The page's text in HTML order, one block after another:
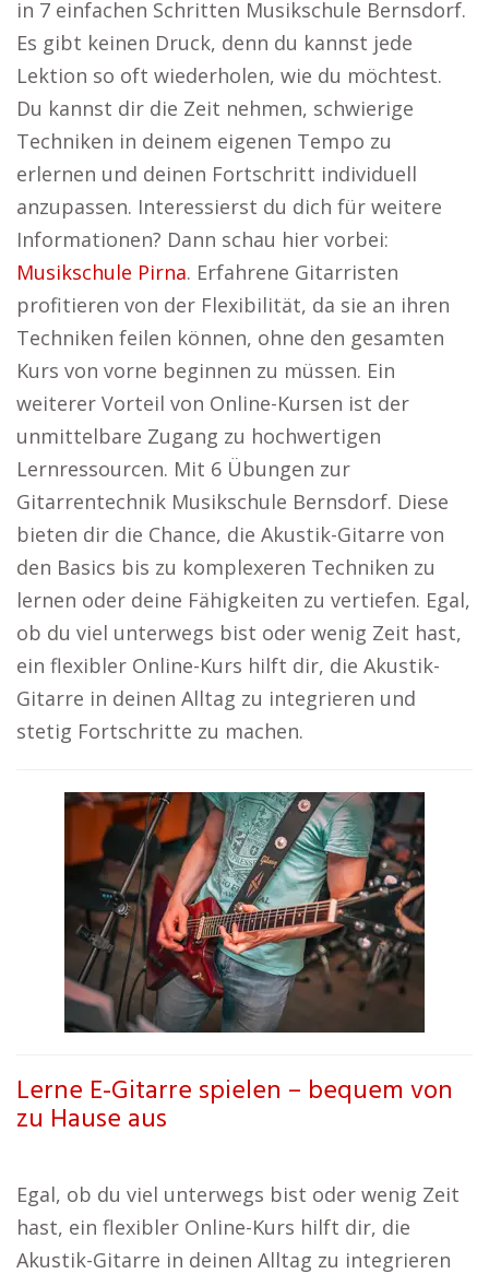
in 7 einfachen Schritten Musikschule Bernsdorf.
Es gibt keinen Druck, denn du kannst jede
Lektion so oft wiederholen, wie du möchtest.
Du kannst dir die Zeit nehmen, schwierige
Techniken in deinem eigenen Tempo zu
erlernen und deinen Fortschritt individuell
anzupassen. Interessierst du dich für weitere
Informationen? Dann schau hier vorbei:
Musikschule Pirna. Erfahrene Gitarristen
profitieren von der Flexibilität, da sie an ihren
Techniken feilen können, ohne den gesamten
Kurs von vorne beginnen zu müssen. Ein
weiterer Vorteil von Online-Kursen ist der
unmittelbare Zugang zu hochwertigen
Lernressourcen. Mit 6 Übungen zur
Gitarrentechnik Musikschule Bernsdorf. Diese
bieten dir die Chance, die Akustik-Gitarre von
den Basics bis zu komplexeren Techniken zu
lernen oder deine Fähigkeiten zu vertiefen. Egal,
ob du viel unterwegs bist oder wenig Zeit hast,
ein flexibler Online-Kurs hilft dir, die Akustik-
Gitarre in deinen Alltag zu integrieren und
stetig Fortschritte zu machen.
Lerne E-Gitarre spielen – bequem von
zu Hause aus
Egal, ob du viel unterwegs bist oder wenig Zeit
hast, ein flexibler Online-Kurs hilft dir, die
Akustik-Gitarre in deinen Alltag zu integrieren